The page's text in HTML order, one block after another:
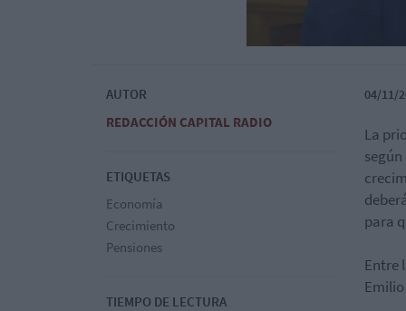
AUTOR
REDACCIÓN CAPITAL RADIO
ETIQUETAS
Economía
Crecimiento
Pensiones
TIEMPO DE LECTURA
04/11/
La
para
Entre